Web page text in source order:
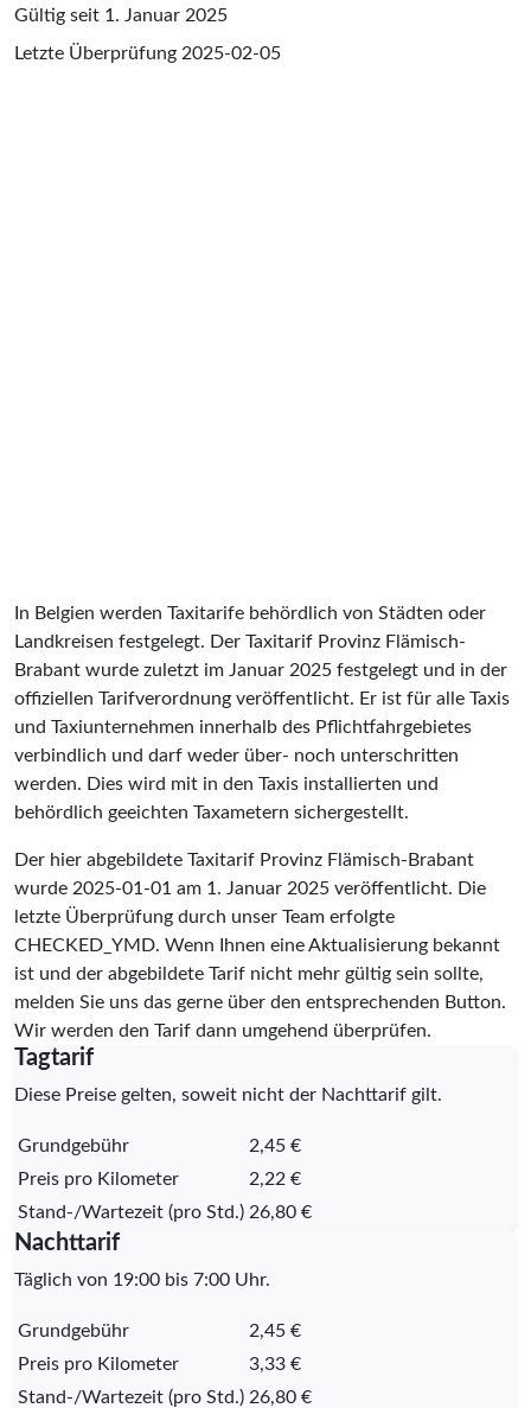
Gültig seit 1. Januar 2025
Letzte Überprüfung 2025-02-05
In Belgien werden Taxitarife behördlich von Städten oder
Landkreisen festgelegt. Der Taxitarif Provinz Flämisch-
Brabant wurde zuletzt im Januar 2025 festgelegt und in der
offiziellen Tarifverordnung veröffentlicht. Er ist für alle Taxis
und Taxiunternehmen innerhalb des Pflichtfahrgebietes
verbindlich und darf weder über- noch unterschritten
werden. Dies wird mit in den Taxis installierten und
behördlich geeichten Taxametern sichergestellt.
Der hier abgebildete Taxitarif Provinz Flämisch-Brabant
wurde 2025-01-01 am 1. Januar 2025 veröffentlicht. Die
letzte Überprüfung durch unser Team erfolgte
CHECKED_YMD. Wenn Ihnen eine Aktualisierung bekannt
ist und der abgebildete Tarif nicht mehr gültig sein sollte,
melden Sie uns das gerne über den entsprechenden Button.
Wir werden den Tarif dann umgehend überprüfen.
Tagtarif
Diese Preise gelten, soweit nicht der Nachttarif gilt.
Grundgebühr
2,45 €
Preis pro Kilometer
2,22 €
Stand-/Wartezeit (pro Std.) 26,80 €
Nachttarif
Täglich von 19:00 bis 7:00 Uhr.
Grundgebühr
2,45 €
Preis pro Kilometer
3,33 €
Stand-/Wartezeit (pro Std.) 26,80 €